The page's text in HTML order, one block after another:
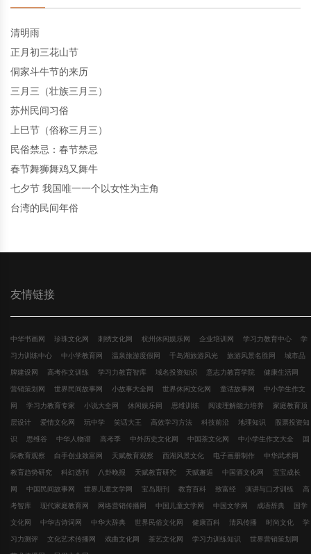
清明雨
正月初三花山节
侗家斗牛节的来历
三月三（壮族三月三）
苏州民间习俗
上巳节（俗称三月三）
民俗禁忌：春节禁忌
春节舞狮舞鸡又舞牛
七夕节 我国唯一一个以女性为主角
台湾的民间年俗
友情链接
中华书画网 珍珠文化网 刺绣文化网 杭州休闲娱乐网 企业培训网 学习力教育中心 学
习力训练中心 中小学教育网 温泉旅游度假网 千岛湖旅游风光 旅游风景名胜网 城市品
牌建设网 高考作文训练 学习力教育智库 域名投资知识 意志力教育学院 健康生活网
营销策划网 世界民间故事网 小故事大全网 世界休闲文化网 童话故事网 中小学生作文
网 学习力教育专家 小说大全网 休闲娱乐网 思维训练 阅读理解能力培养 家庭教育顶
层设计 爱情文化网 玩中学 笑话大王 高效学习方法 科技前沿 地理知识 股票投资知
识 思维谷 中华人物谱 高考季 中外历史文化网 中国茶文化网 中小学生作文大全 国
际教育观察 白手创业致富网 天赋教育观察 西湖风景文化 电子画册制作 中华武术网
教育趋势研究 科幻选刊 八卦晚报 天赋教育研究 天赋邂逅 中国酒文化网 宝宝成长
网 中国民间故事网 世界儿童文学网 宝岛期刊 教育百科 致富经 演讲与口才训练 高
考智库 现代家庭教育网 网络营销传播网 中国儿童文学网 中国文学网 成语辞典 国学
文化网 中华古诗词网 中华大辞典 世界民俗文化网 健康百科 清风传播 时尚文化 学
习力测评 文化艺术传播网 戏曲文化网 茶艺文化网 学习力训练知识 世界营销策划网